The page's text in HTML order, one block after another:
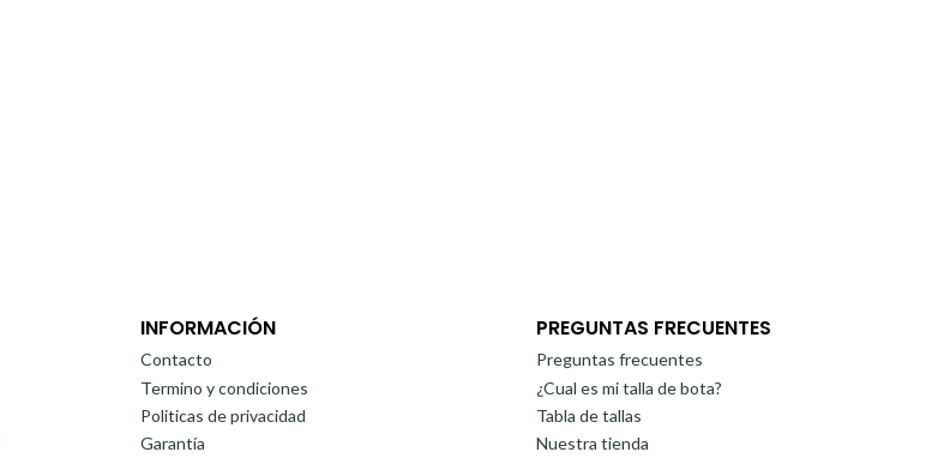
INFORMACIÓN
Contacto
Termino y condiciones
Politicas de privacidad
Garantía
PREGUNTAS FRECUENTES
Preguntas frecuentes
¿Cual es mi talla de bota?
Tabla de tallas
Nuestra tienda